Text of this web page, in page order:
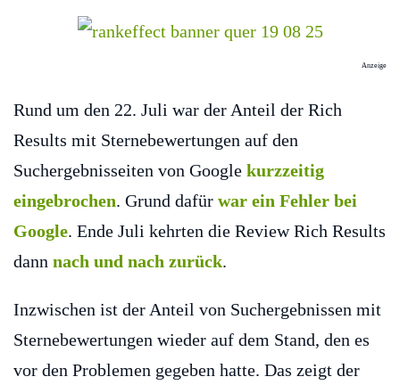
Anzeige
Rund um den 22. Juli war der Anteil der Rich
Results mit Sternebewertungen auf den
Suchergebnisseiten von Google kurzzeitig
eingebrochen. Grund dafür war ein Fehler bei
Google. Ende Juli kehrten die Review Rich Results
dann nach und nach zurück.
Inzwischen ist der Anteil von Suchergebnissen mit
Sternebewertungen wieder auf dem Stand, den es
vor den Problemen gegeben hatte. Das zeigt der